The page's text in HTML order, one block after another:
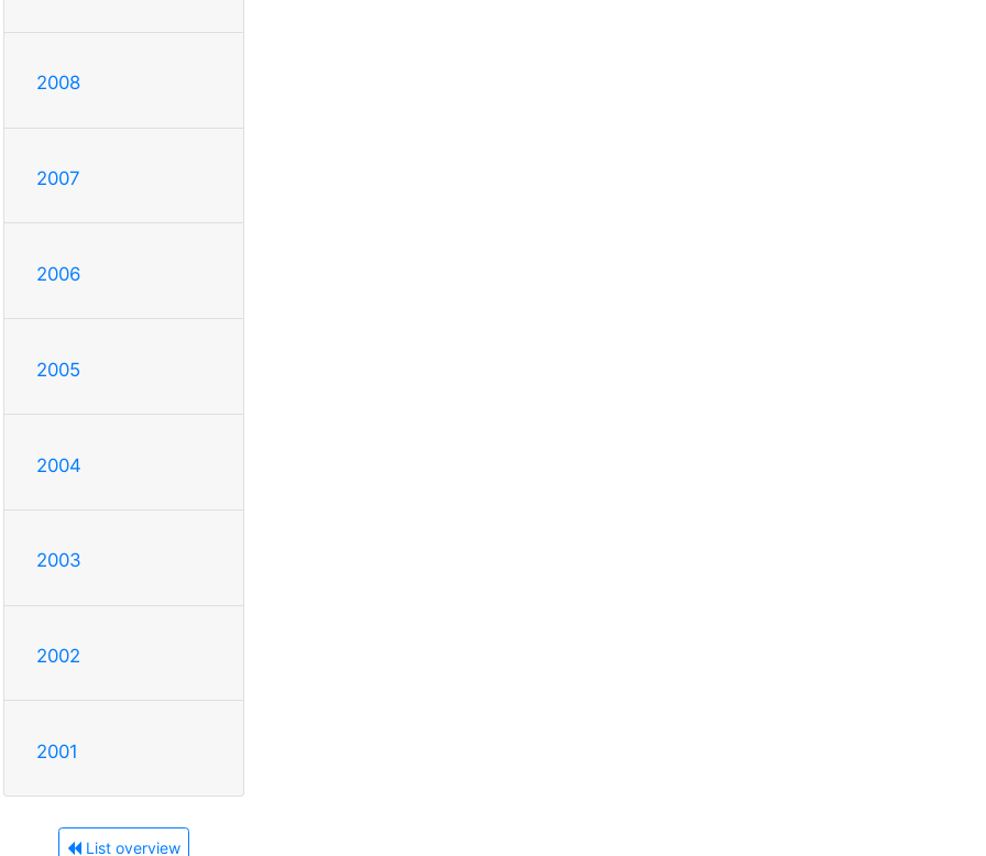
2008
2007
2006
2005
2004
2003
2002
2001
List overview